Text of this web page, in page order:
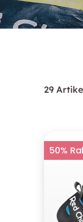
29
50%